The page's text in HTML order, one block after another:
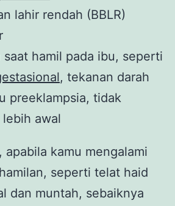
lahir rendah (BBLR)
saat hamil pada ibu, seperti
, tekanan darah
preeklampsia, tidak
awal
apabila kamu mengalami
seperti telat haid
dan muntah, sebaiknya